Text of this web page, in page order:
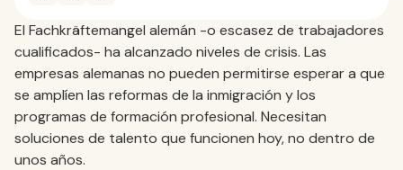
El Fachkräftemangel alemán -o escasez de trabajadores
cualificados- ha alcanzado niveles de crisis. Las
empresas alemanas no pueden permitirse esperar a que
se amplíen las reformas de la inmigración y los
programas de formación profesional. Necesitan
soluciones de talento que funcionen hoy, no dentro de
unos años.